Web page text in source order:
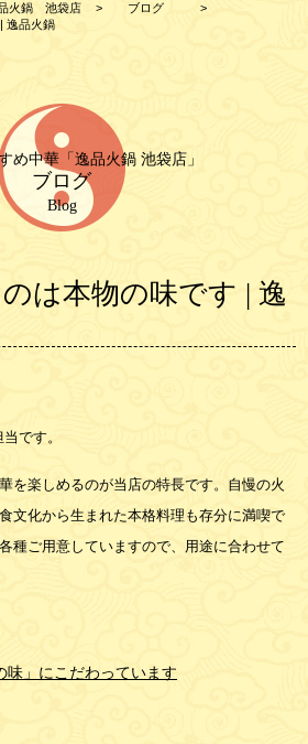
火鍋 池袋店 > ブログ
>
逸品火鍋
め中華「逸品火鍋 池袋店」
ブログ
Blog
は本物の味です | 逸
です。
を楽しめるのが当店の特長です。自慢の火
文化から生まれた本格料理も存分に満喫で
種ご用意していますので、用途に合わせて
味」にこだわっています